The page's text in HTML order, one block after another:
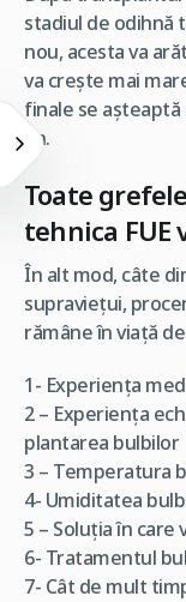
stadiul de odihnă
nou, acesta va
va crește mai
finale se
an.
Toate
tehnica FUE
În alt mod, câte
supraviețui,
rămâne în viață
1- Experiența
2 – Experiența
plantarea bulbilor
3 – Temperatura
4- Umiditatea
5 – Soluția în
6- Tratamentul
7- Cât de mult